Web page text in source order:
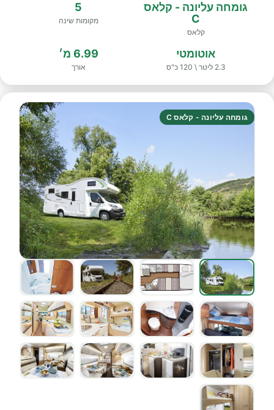
גומחה עליונה - קלאס
C
קלאס
5
מקומות שינה
אוטומטי
2.3 ליטר \ 120 כ"ס
6.99 מ׳
אורך
גומחה עליונה - קלאס C